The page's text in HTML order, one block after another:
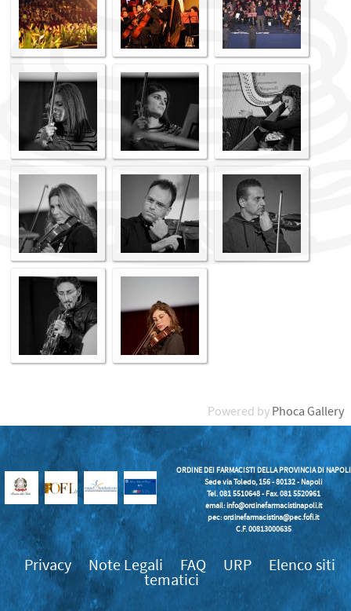
Powered by Phoca Gallery
ORDINE DEI FARMACISTI DELLA PROVINCIA DI NAPOLI
Sede via Toledo, 156 - 80132 - Napoli
Tel. 081 5510648 - Fax. 081 5520961
email:info@ordinefarmacistinapoli.it
pec: ordinefarmacistina@pec.fofi.it
C.F. 00813000635
Privacy Note Legali FAQ URP
Elenco siti
tematici